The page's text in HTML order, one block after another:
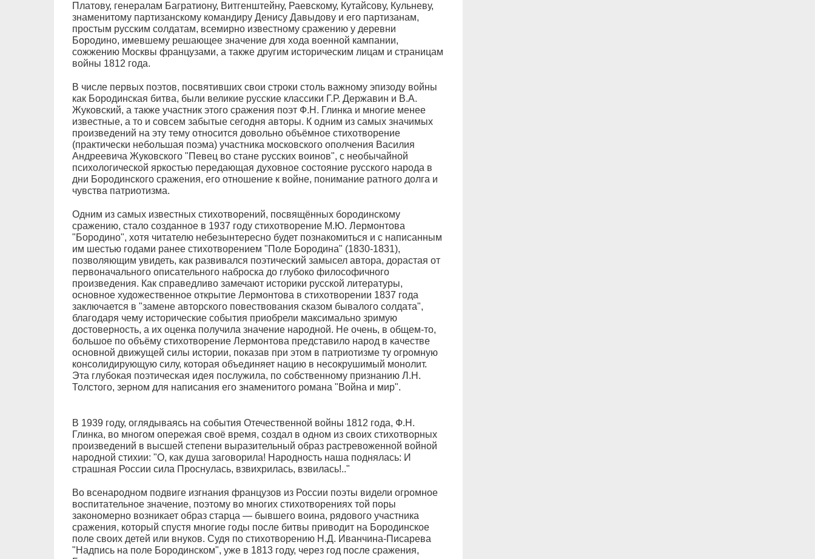
Платову, генералам Багратиону, Витгенштейну, Раевскому, Кутайсову, Кульневу,
знаменитому партизанскому командиру Денису Давыдову и его партизанам,
простым русским солдатам, всемирно известному сражению у деревни
Бородино, имевшему решающее значение для хода военной кампании,
сожжению Москвы французами, а также другим историческим лицам и страницам
войны 1812 года.
В числе первых поэтов, посвятивших свои строки столь важному эпизоду войны
как Бородинская битва, были великие русские классики Г.Р. Державин и В.А.
Жуковский, а также участник этого сражения поэт Ф.Н. Глинка и многие менее
известные, а то и совсем забытые сегодня авторы. К одним из самых значимых
произведений на эту тему относится довольно объёмное стихотворение
(практически небольшая поэма) участника московского ополчения Василия
Андреевича Жуковского "Певец во стане русских воинов", с необычайной
психологической яркостью передающая духовное состояние русского народа в
дни Бородинского сражения, его отношение к войне, понимание ратного долга и
чувства патриотизма.
Одним из самых известных стихотворений, посвящённых бородинскому
сражению, стало созданное в 1937 году стихотворение М.Ю. Лермонтова
"Бородино", хотя читателю небезынтересно будет познакомиться и с написанным
им шестью годами ранее стихотворением "Поле Бородина" (1830-1831),
позволяющим увидеть, как развивался поэтический замысел автора, дорастая от
первоначального описательного наброска до глубоко философичного
произведения. Как справедливо замечают историки русской литературы,
основное художественное открытие Лермонтова в стихотворении 1837 года
заключается в "замене авторского повествования сказом бывалого солдата",
благодаря чему исторические события приобрели максимально зримую
достоверность, а их оценка получила значение народной. Не очень, в общем-то,
большое по объёму стихотворение Лермонтова представило народ в качестве
основной движущей силы истории, показав при этом в патриотизме ту огромную
консолидирующую силу, которая объединяет нацию в несокрушимый монолит.
Эта глубокая поэтическая идея послужила, по собственному признанию Л.Н.
Толстого, зерном для написания его знаменитого романа "Война и мир".
В 1939 году, оглядываясь на события Отечественной войны 1812 года, Ф.Н.
Глинка, во многом опережая своё время, создал в одном из своих стихотворных
произведений в высшей степени выразительный образ растревоженной войной
народной стихии: "О, как душа заговорила! Народность наша поднялась: И
страшная России сила Проснулась, взвихрилась, взвилась!.."
Во всенародном подвиге изгнания французов из России поэты видели огромное
воспитательное значение, поэтому во многих стихотворениях той поры
закономерно возникает образ старца — бывшего воина, рядового участника
сражения, который спустя многие годы после битвы приводит на Бородинское
поле своих детей или внуков. Судя по стихотворению Н.Д. Иванчина-Писарева
"Надпись на поле Бородинском", уже в 1813 году, через год после сражения,